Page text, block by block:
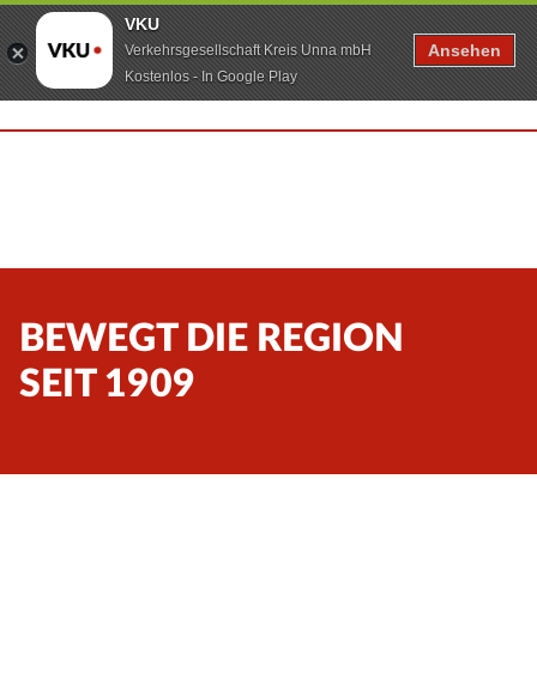
BEWEGT DIE REGION
SEIT 1909
VKU
Verkehrsgesellschaft Kreis Unna mbH
Kostenlos - In Google Play
Ansehen